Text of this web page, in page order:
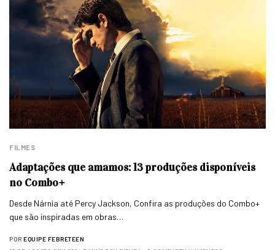
FILMES
Adaptações que amamos: 13 produções disponíveis
no Combo+
Desde Nárnia até Percy Jackson, Confira as produções do Combo+
que são inspiradas em obras…
POR EQUIPE FEBRETEEN